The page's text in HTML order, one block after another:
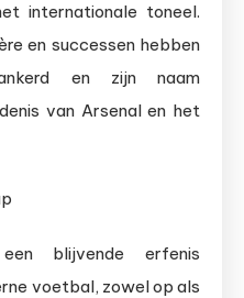
internationale toneel.
en successen hebben
en zijn naam
van Arsenal en het
blijvende erfenis
voetbal, zowel op als